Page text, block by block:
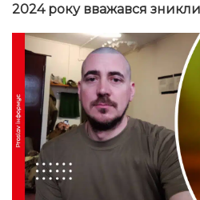
2024 року вважався